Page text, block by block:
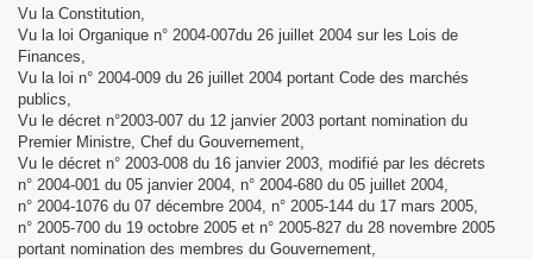
Vu la Constitution,
Vu la loi Organique n° 2004‑007du 26 juillet 2004 sur les Lois de
Finances,
Vu la loi n° 2004‑009 du 26 juillet 2004 portant Code des marchés
publics,
Vu le décret n°2003‑007 du 12 janvier 2003 portant nomination du
Premier Ministre, Chef du Gouvernement,
Vu le décret n° 2003‑008 du 16 janvier 2003, modifié par les décrets
n° 2004‑001 du 05 janvier 2004, n° 2004‑680 du 05 juillet 2004,
n° 2004‑1076 du 07 décembre 2004, n° 2005‑144 du 17 mars 2005,
n° 2005‑700 du 19 octobre 2005 et n° 2005‑827 du 28 novembre 2005
portant nomination des membres du Gouvernement,